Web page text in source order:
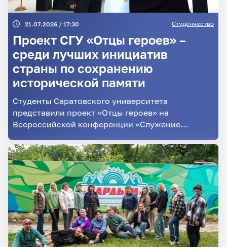
21.07.2026 / 17:30 Студенчество
Проект СГУ «Отцы героев» –
среди лучших инициатив
страны по сохранению
исторической памяти
Студенты Саратовского университета
представили проект «Отцы героев» на
Всероссийской конференции «Служение